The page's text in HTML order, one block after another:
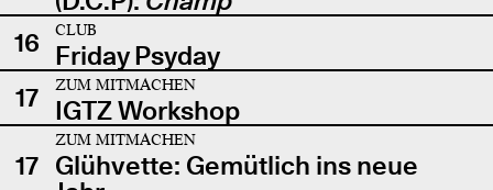
16
CLUB
Friday Psyday
17
ZUM MITMACHEN
IGTZ Workshop
17
ZUM MITMACHEN
Glühvette: Gemütlich ins neue